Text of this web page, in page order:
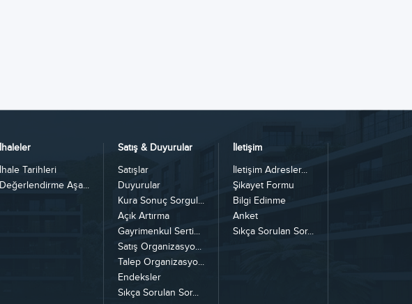
İhaleler
İhale Tarihleri
Değerlendirme Aşa...
Satış & Duyurular
Satışlar
Duyurular
Kura Sonuç Sorgul...
Açık Artırma
Gayrimenkul Serti...
Satış Organizasyo...
Talep Organizasyo...
Endeksler
Sıkça Sorulan Sor...
İletişim
İletişim Adresler...
Şikayet Formu
Bilgi Edinme
Anket
Sıkça Sorulan Sor...